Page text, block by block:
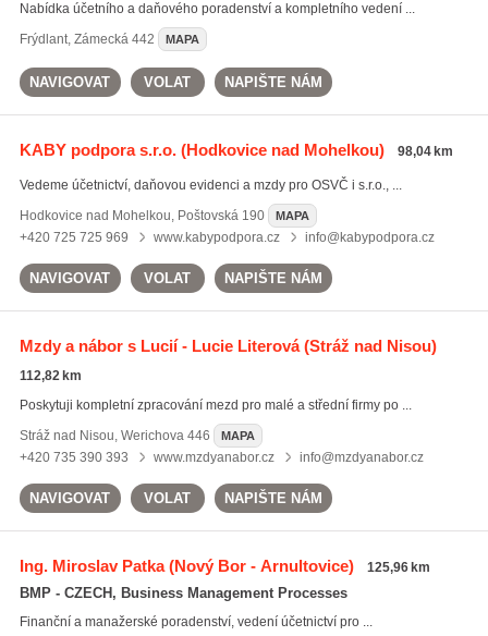
Nabídka účetního a daňového poradenství a kompletního vedení ...
Frýdlant, Zámecká 442 MAPA
NAVIGOVAT VOLAT NAPIŠTE NÁM
KABY podpora s.r.o.(Hodkovice nad Mohelkou) 98,04 km
Vedeme účetnictví, daňovou evidenci a mzdy pro OSVČ i s.r.o., ...
Hodkovice nad Mohelkou, Poštovská 190 MAPA
+420 725 725 969 www.kabypodpora.cz info@kabypodpora.cz
NAVIGOVAT VOLAT NAPIŠTE NÁM
Mzdy a nábor s Lucií - Lucie Literová(Stráž nad Nisou)
112,82 km
Poskytuji kompletní zpracování mezd pro malé a střední firmy po ...
Stráž nad Nisou, Werichova 446 MAPA
+420 735 390 393 www.mzdyanabor.cz info@mzdyanabor.cz
NAVIGOVAT VOLAT NAPIŠTE NÁM
Ing. Miroslav Patka(Nový Bor - Arnultovice) 125,96 km
BMP - CZECH, Business Management Processes
Finanční a manažerské poradenství, vedení účetnictví pro ...